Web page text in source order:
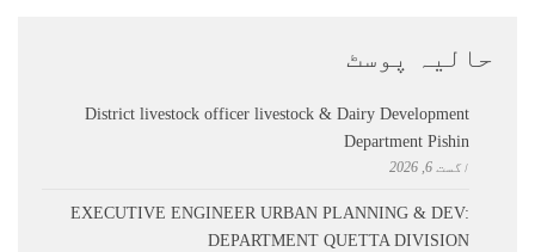
حالیہ پوسٹ
District livestock officer livestock & Dairy Development
Department Pishin
اگست 6, 2026
EXECUTIVE ENGINEER URBAN PLANNING & DEV:
DEPARTMENT QUETTA DIVISION